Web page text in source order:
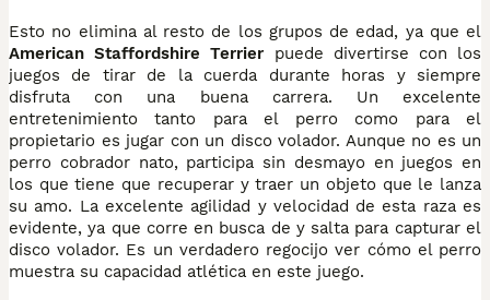
Esto no elimina al resto de los grupos de edad, ya que el
American Staffordshire Terrier puede divertirse con los
juegos de tirar de la cuerda durante horas y siempre
disfruta con una buena carrera. Un excelente
entretenimiento tanto para el perro como para el
propietario es jugar con un disco volador. Aunque no es un
perro cobrador nato, participa sin desmayo en juegos en
los que tiene que recuperar y traer un objeto que le lanza
su amo. La excelente agilidad y velocidad de esta raza es
evidente, ya que corre en busca de y salta para capturar el
disco volador. Es un verdadero regocijo ver cómo el perro
muestra su capacidad atlética en este juego.